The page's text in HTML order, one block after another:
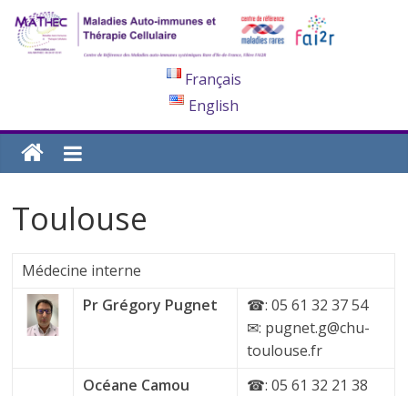
Français
English
Toulouse
Médecine interne
Pr Grégory Pugnet
☎: 05 61 32 37 54
✉: pugnet.g@chu-
toulouse.fr
Océane Camou
☎: 05 61 32 21 38